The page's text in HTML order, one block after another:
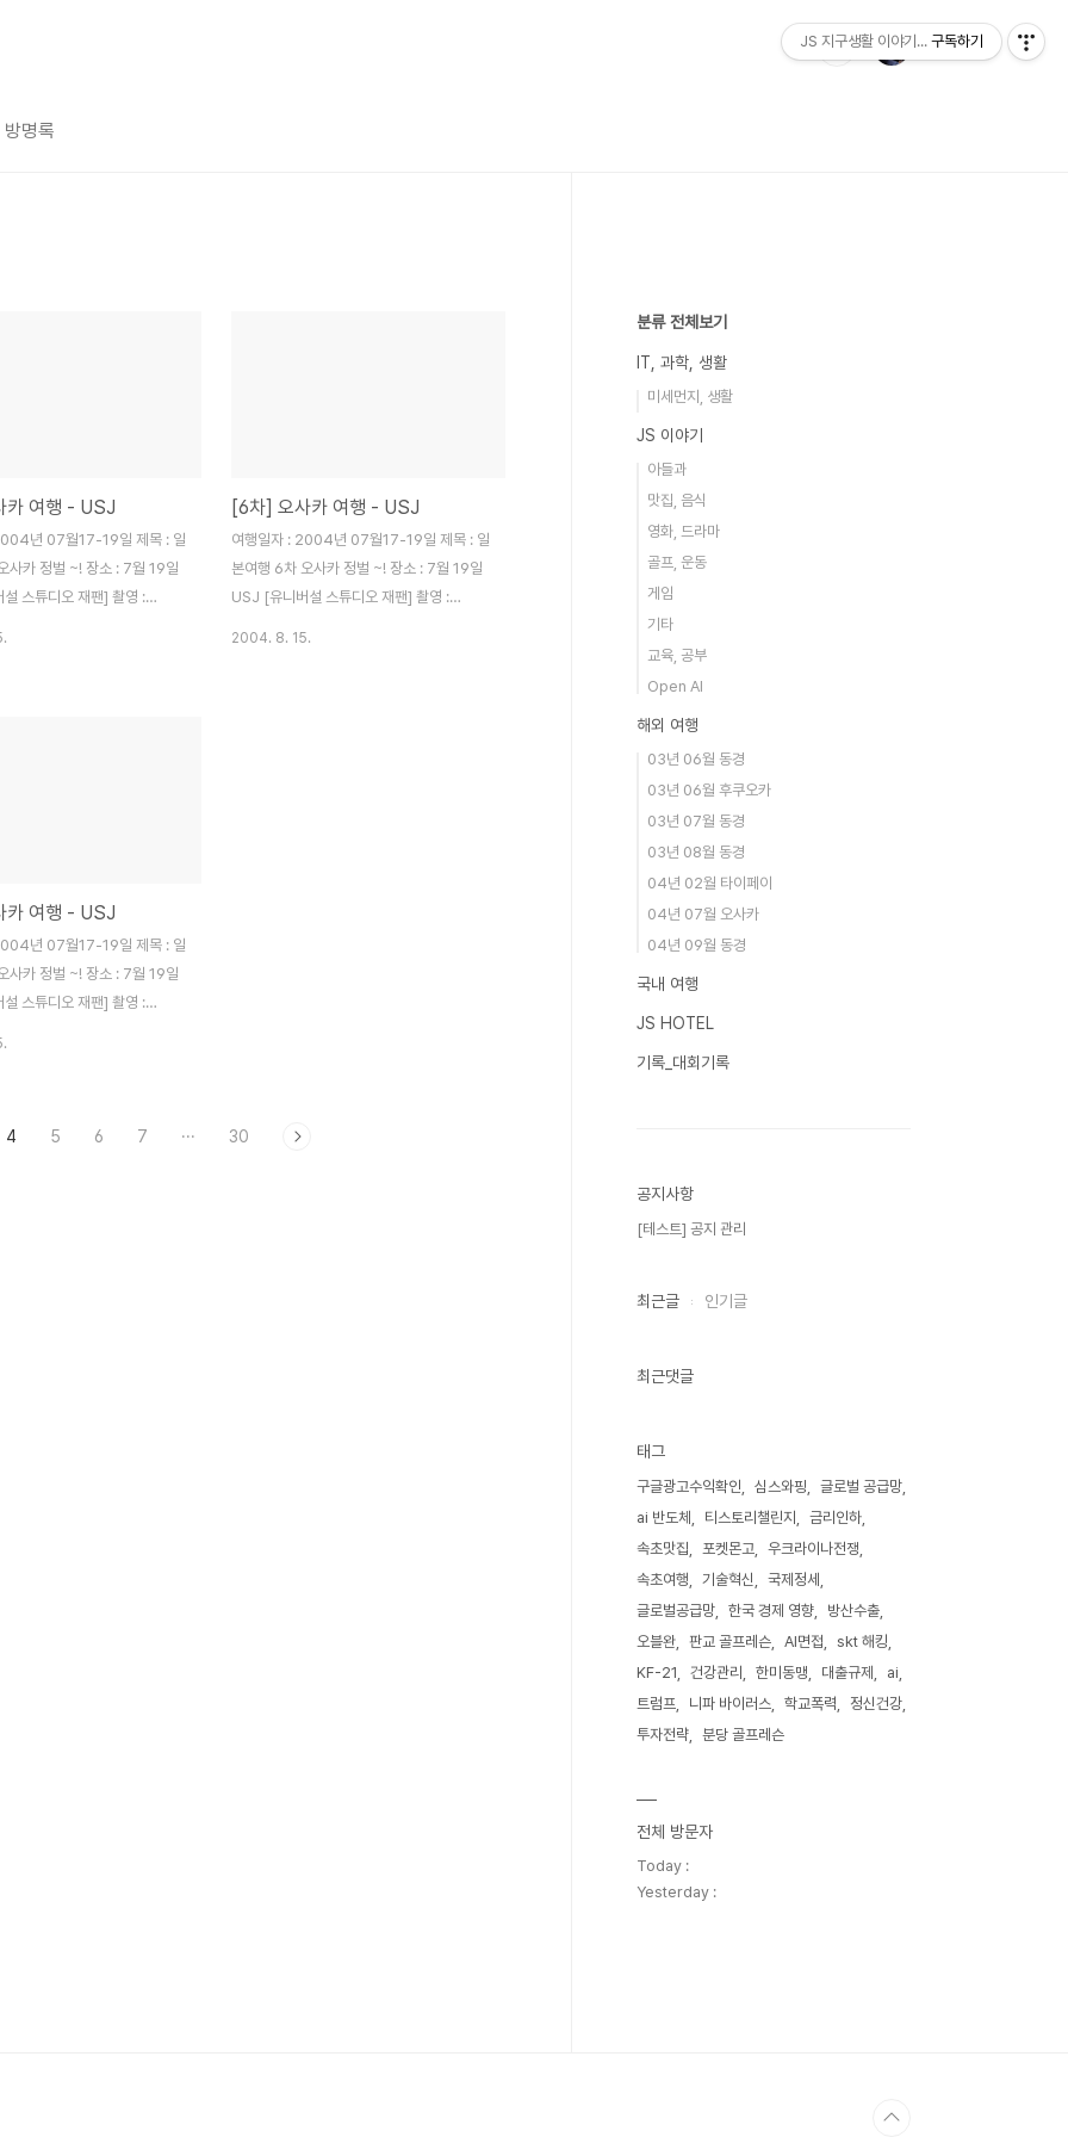
방명록
카 여행 - USJ
년 07월17-19일 제목 : 일
사카 정벌 ~! 장소 : 7월 19일
스튜디오 재팬] 촬영 :
[6차] 오사카 여행 - USJ
여행일자 : 2004년 07월17-19일 제목 : 일
본여행 6차 오사카 정벌 ~! 장소 : 7월 19일
USJ [유니버설 스튜디오 재팬] 촬영 :
2004. 8. 15.
카 여행 - USJ
년 07월17-19일 제목 : 일
사카 정벌 ~! 장소 : 7월 19일
스튜디오 재팬] 촬영 :
4 5 6 7 ··· 30
분류 전체보기
IT, 과학, 생활
미세먼지, 생활
JS 이야기
아들과
맛집, 음식
영화, 드라마
골프, 운동
게임
기타
교육, 공부
Open AI
해외 여행
03년 06월 동경
03년 06월 후쿠오카
03년 07월 동경
03년 08월 동경
04년 02월 타이페이
04년 07월 오사카
04년 09월 동경
국내 여행
JS HOTEL
기록_대회기록
공지사항
[테스트] 공지 관리
최근글 인기글
최근댓글
태그
구글광고수익확인 심스와핑
글로벌 공급망
ai 반도체
티스토리챌린지
금리인하
속초맛집
포켓몬고
우크라이나전쟁
속초여행
기술혁신
국제정세
글로벌공급망
한국 경제 영향
방산수출
오블완
판교 골프레슨 AI면접
skt 해킹
KF-21
건강관리 한미동맹 대출규제
ai
트럼프
니파 바이러스 학교폭력
정신건강
투자전략
분당 골프레슨
전체 방문자
Today :
Yesterday :
JS 지구생활 이야기... 구독하기